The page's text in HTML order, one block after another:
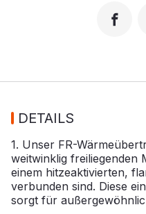
DETAILS
1. Unser FR-
weitwinklig freiliegenden
einem hitzeaktivierten,
verbunden sind. Diese
sorgt für